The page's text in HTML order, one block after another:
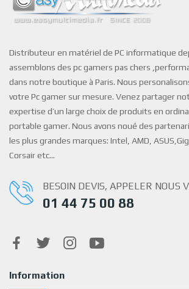
Distributeur en matériel de PC informatique
assemblons des pc gamers pas chers
dans notre boutique à Paris. Nous
votre Pc gamer sur mesure. Venez partager
expertise d’un large choix de produits en
portable gamer. Nous avons noué des
les plus grandes marques: Intel, AMD,
Corsair etc…
BESOIN DEVIS, APPELER NOUS
01 44 75 00 88
Information